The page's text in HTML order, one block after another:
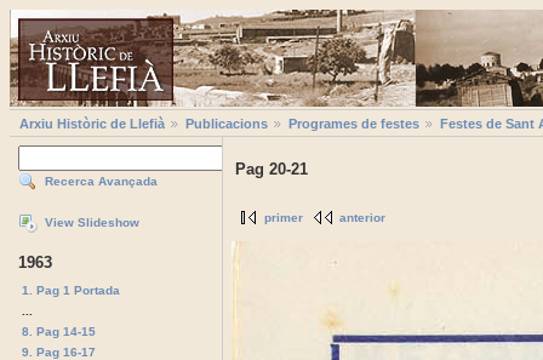
Arxiu Històric de Llefià Publicacions Programes de festes Festes de Sant
Recerca Avançada
View Slideshow
1963
1. Pag 1 Portada
8. Pag 14-15
9. Pag 16-17
Pag 20-21
primer anterior